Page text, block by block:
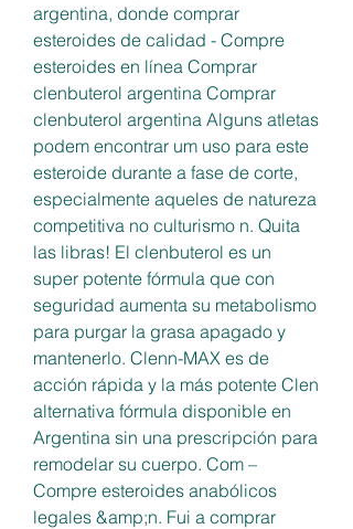
argentina, donde comprar
esteroides de calidad - Compre
esteroides en línea Comprar
clenbuterol argentina Comprar
clenbuterol argentina Alguns atletas
podem encontrar um uso para este
esteroide durante a fase de corte,
especialmente aqueles de natureza
competitiva no culturismo n. Quita
las libras! El clenbuterol es un
super potente fórmula que con
seguridad aumenta su metabolismo
para purgar la grasa apagado y
mantenerlo. Clenn-MAX es de
acción rápida y la más potente Clen
alternativa fórmula disponible en
Argentina sin una prescripción para
remodelar su cuerpo. Com –
Compre esteroides anabólicos
legales &amp;n. Fui a comprar